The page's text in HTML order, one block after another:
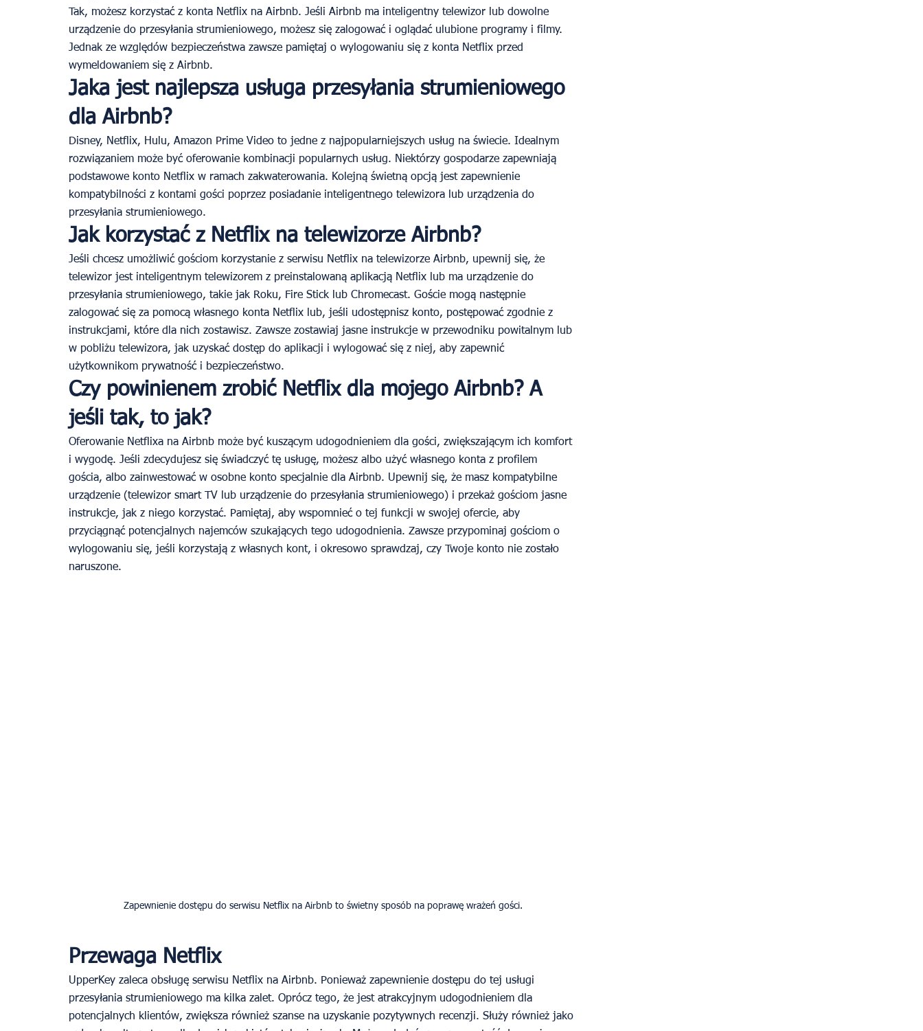
Tak, możesz korzystać z konta Netflix na Airbnb. Jeśli Airbnb ma inteligentny telewizor lub dowolne
urządzenie do przesyłania strumieniowego, możesz się zalogować i oglądać ulubione programy i filmy.
Jednak ze względów bezpieczeństwa zawsze pamiętaj o wylogowaniu się z konta Netflix przed
wymeldowaniem się z Airbnb.
Jaka jest najlepsza usługa przesyłania strumieniowego
dla Airbnb?
Disney, Netflix, Hulu, Amazon Prime Video to jedne z najpopularniejszych usług na świecie. Idealnym
rozwiązaniem może być oferowanie kombinacji popularnych usług. Niektórzy gospodarze zapewniają
podstawowe konto Netflix w ramach zakwaterowania. Kolejną świetną opcją jest zapewnienie
kompatybilności z kontami gości poprzez posiadanie inteligentnego telewizora lub urządzenia do
przesyłania strumieniowego.
Jak korzystać z Netflix na telewizorze Airbnb?
Jeśli chcesz umożliwić gościom korzystanie z serwisu Netflix na telewizorze Airbnb, upewnij się, że
telewizor jest inteligentnym telewizorem z preinstalowaną aplikacją Netflix lub ma urządzenie do
przesyłania strumieniowego, takie jak Roku, Fire Stick lub Chromecast. Goście mogą następnie
zalogować się za pomocą własnego konta Netflix lub, jeśli udostępnisz konto, postępować zgodnie z
instrukcjami, które dla nich zostawisz. Zawsze zostawiaj jasne instrukcje w przewodniku powitalnym lub
w pobliżu telewizora, jak uzyskać dostęp do aplikacji i wylogować się z niej, aby zapewnić
użytkownikom prywatność i bezpieczeństwo.
Czy powinienem zrobić Netflix dla mojego Airbnb? A
jeśli tak, to jak?
Oferowanie Netflixa na Airbnb może być kuszącym udogodnieniem dla gości, zwiększającym ich komfort
i wygodę. Jeśli zdecydujesz się świadczyć tę usługę, możesz albo użyć własnego konta z profilem
gościa, albo zainwestować w osobne konto specjalnie dla Airbnb. Upewnij się, że masz kompatybilne
urządzenie (telewizor smart TV lub urządzenie do przesyłania strumieniowego) i przekaż gościom jasne
instrukcje, jak z niego korzystać. Pamiętaj, aby wspomnieć o tej funkcji w swojej ofercie, aby
przyciągnąć potencjalnych najemców szukających tego udogodnienia. Zawsze przypominaj gościom o
wylogowaniu się, jeśli korzystają z własnych kont, i okresowo sprawdzaj, czy Twoje konto nie zostało
naruszone.
Zapewnienie dostępu do serwisu Netflix na Airbnb to świetny sposób na poprawę wrażeń gości.
Przewaga Netflix
UpperKey zaleca obsługę serwisu Netflix na Airbnb. Ponieważ zapewnienie dostępu do tej usługi
przesyłania strumieniowego ma kilka zalet. Oprócz tego, że jest atrakcyjnym udogodnieniem dla
potencjalnych klientów, zwiększa również szanse na uzyskanie pozytywnych recenzji. Służy również jako